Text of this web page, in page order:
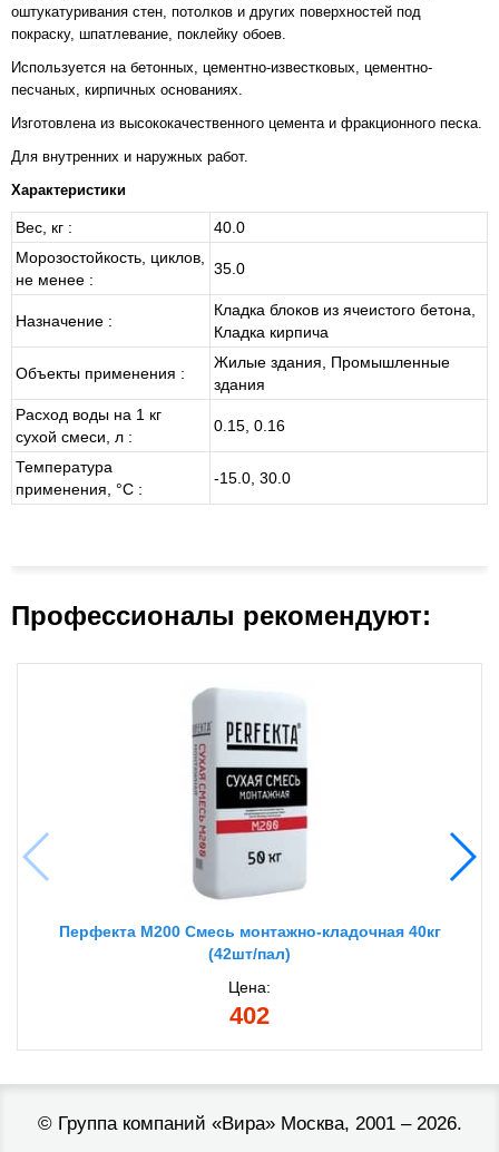
оштукатуривания стен, потолков и других поверхностей под
покраску, шпатлевание, поклейку обоев.
Используется на бетонных, цементно-известковых, цементно-
песчаных, кирпичных основаниях.
Изготовлена из высококачественного цемента и фракционного песка.
Для внутренних и наружных работ.
Характеристики
Вес, кг :
40.0
Морозостойкость, циклов,
не менее :
35.0
Назначение :
Кладка блоков из ячеистого бетона,
Кладка кирпича
Объекты применения :
Жилые здания, Промышленные
здания
Расход воды на 1 кг
сухой смеси, л :
0.15, 0.16
Температура
применения, °С :
-15.0, 30.0
Профессионалы рекомендуют:
Перфекта М200 Смесь монтажно-кладочная 40кг
(42шт/пал)
Цена:
402
© Группа компаний «Вира»Москва, 2001 – 2026.